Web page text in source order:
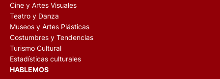
Cine y Artes Visuales
Teatro y Danza
Museos y Artes Plásticas
Costumbres y Tendencias
Turismo Cultural
Estadísticas culturales
HABLEMOS